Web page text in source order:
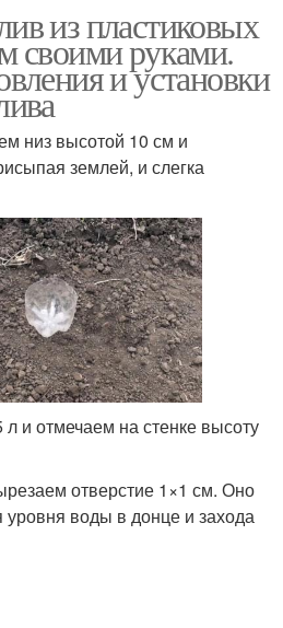
из пластиковых
своими руками.
и установки
низ высотой 10 см и
землей, и слегка
и отмечаем на стенке высоту
отверстие 1×1 см. Оно
воды в донце и захода